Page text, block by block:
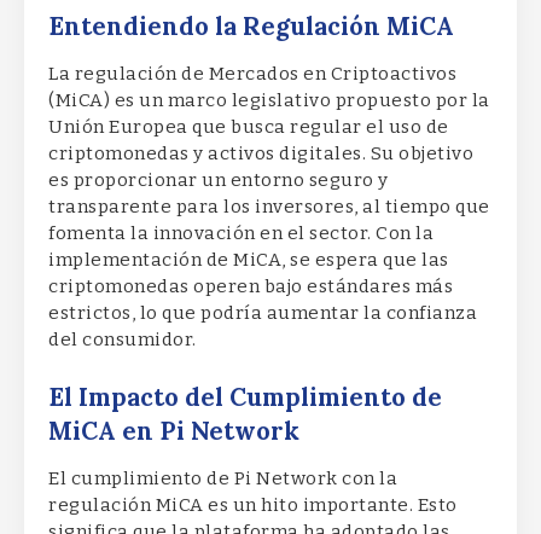
Entendiendo la Regulación MiCA
La regulación de Mercados en Criptoactivos
(MiCA) es un marco legislativo propuesto por la
Unión Europea que busca regular el uso de
criptomonedas y activos digitales. Su objetivo
es proporcionar un entorno seguro y
transparente para los inversores, al tiempo que
fomenta la innovación en el sector. Con la
implementación de MiCA, se espera que las
criptomonedas operen bajo estándares más
estrictos, lo que podría aumentar la confianza
del consumidor.
El Impacto del Cumplimiento de
MiCA en Pi Network
El cumplimiento de Pi Network con la
regulación MiCA es un hito importante. Esto